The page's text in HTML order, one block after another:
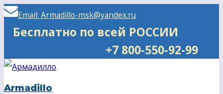
Перейти
Email: Armadillo-msk@yandex.ru
Бесплатно по всей РОССИИ
+7 800-550-92-99
Armadillo